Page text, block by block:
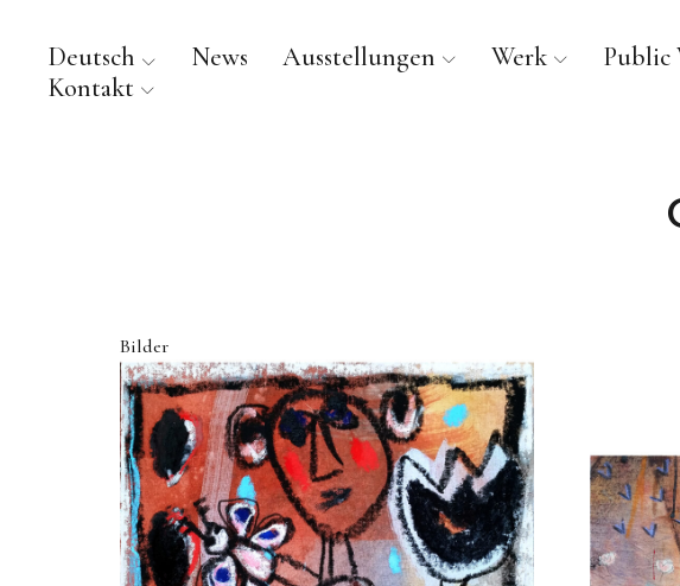
Deutsch News Ausstellungen Werk Public
Kontakt
Bilder